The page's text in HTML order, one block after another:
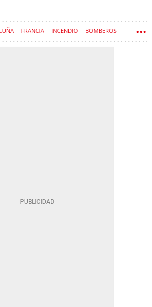
FRANCIA INCENDIO BOMBEROS